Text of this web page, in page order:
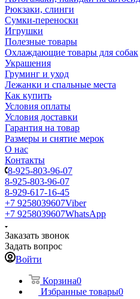
Рюкзаки, слинги
Сумки-переноски
Игрушки
Полезные товары
Охлаждающие товары для собак
Украшения
Груминг и уход
Лежанки и спальные места
Как купить
Условия оплаты
Условия доставки
Гарантия на товар
Размеры и снятие мерок
О нас
Контакты
8-925-803-96-07
8-925-803-96-07
8-929-617-16-45
+7 9258039607Viber
+7 9258039607WhatsApp
Заказать звонок
Задать вопрос
Войти
Корзина0
Избранные товары0